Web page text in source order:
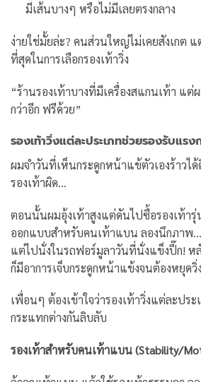
มีเส้นบางๆ หรือไม่มีเลยตรงกลาง
ง่ายใช่มั้ยล่ะ? คนส่วนใหญ่ไม่เคยสังเกต
ที่สุดในการเลือกรองเท้าวิ่ง
“ร้านรองเท้าบางที่มีเครื่องสแกนเท้า แ
กว่าอีก ฟรีด้วย”
รองเท้าวิ่งแต่ละประเภทช่วยรองรับแร
ผมจำวันที่เห็นกระดูกหน้าแข้ตัวเองร้าวได้
รองเท้าผิด…
ตอนนั้นผมอุ้งเท้าสูงแต่ดันไปซื้อรองเท้า
ออกแบบสำหรับคนเท้าแบน ลองนึกภาพ
แต่ไปนั่งในรถฟอร์มูลาวันที่นั่งแข็งปึ๊ก! หลั
ก็มีอาการเจ็บกระดูกหน้าแข้งจนต้องหยุดวิ่
เพื่อนๆ ต้องเข้าใจว่ารองเท้าวิ่งแต่ละปร
กระแทกต่างกันลิบลับ
รองเท้าสำหรับคนเท้าแบน (Stability/